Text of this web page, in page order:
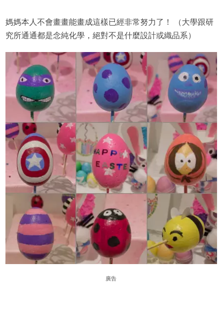
媽媽本人不會畫畫能畫成這樣已經非常努力了！ （大學跟研
究所通通都是念純化學，絕對不是什麼設計或織品系）
廣告